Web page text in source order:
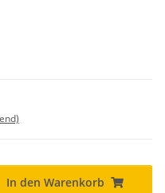
In den Warenkorb